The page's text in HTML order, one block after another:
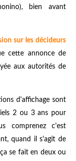
bien avant
sur les décideurs
cette annonce de
aux autorités de
d'affichage sont
2 ou 3 ans pour
comprenez c'est
quand il s'agit de
se fait en deux ou